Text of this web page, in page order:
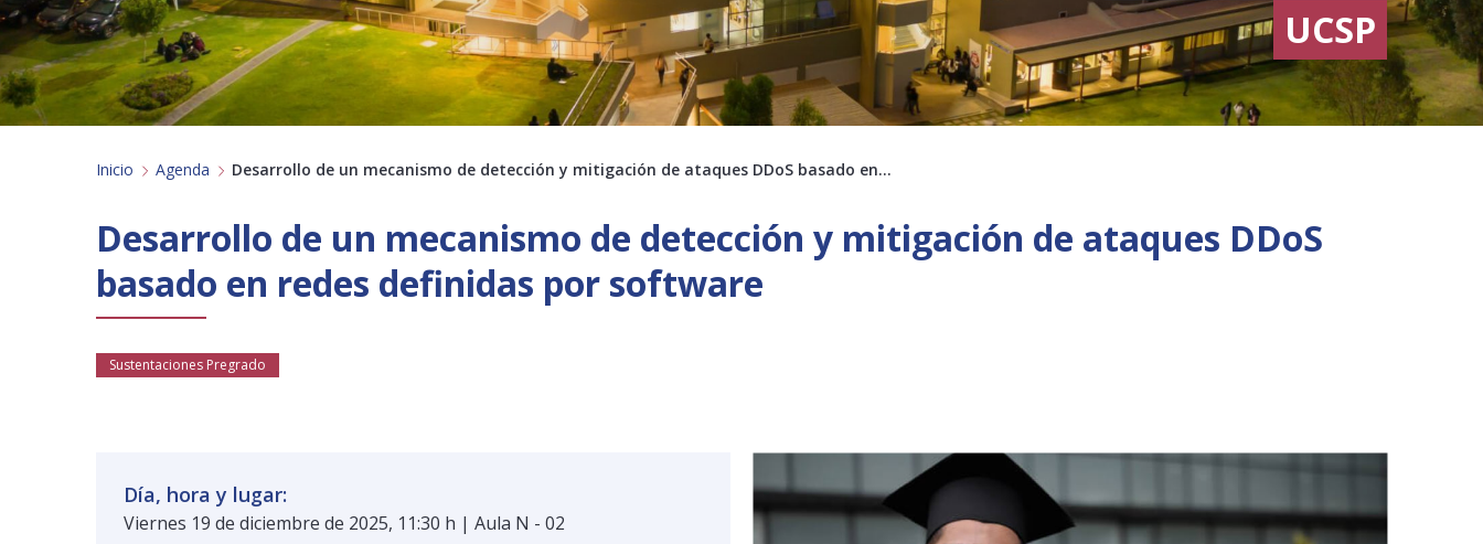
UCSP
Inicio Agenda Desarrollo de un mecanismo de detección y mitigación de ataques DDoS basado en…
Desarrollo de un mecanismo de detección y mitigación de ataques DDoS
basado en redes definidas por software
Sustentaciones Pregrado
Día, hora y lugar:
Viernes 19 de diciembre de 2025, 11:30 h | Aula N - 02